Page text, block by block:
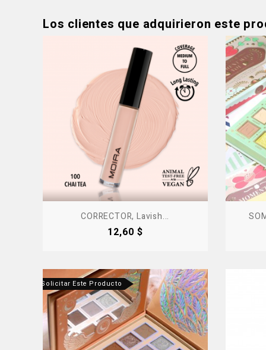
Los clientes que adquirieron este
CORRECTOR, Lavish...
Precio
12,60 $
Para Solicitar Este Producto
-50%